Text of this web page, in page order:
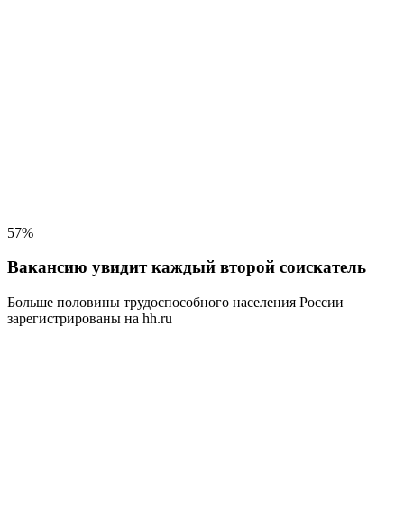
57%
Вакансию увидит каждый второй соискатель
Больше половины трудоспособного населения России
зарегистрированы на hh.ru